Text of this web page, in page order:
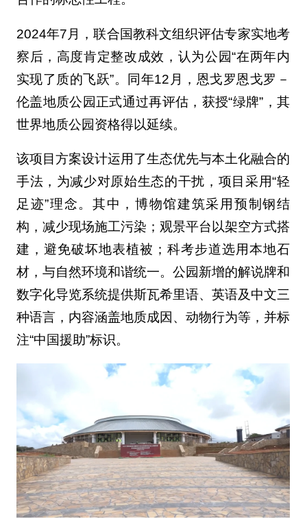
2024年7月，联合国教科文组织评估专家实地考
察后，高度肯定整改成效，认为公园“在两年内
实现了质的飞跃”。同年12月，恩戈罗恩戈罗－
伦盖地质公园正式通过再评估，获授“绿牌”，其
世界地质公园资格得以延续。
该项目方案设计运用了生态优先与本土化融合的
手法，为减少对原始生态的干扰，项目采用“轻
足迹”理念。其中，博物馆建筑采用预制钢结
构，减少现场施工污染；观景平台以架空方式搭
建，避免破坏地表植被；科考步道选用本地石
材，与自然环境和谐统一。公园新增的解说牌和
数字化导览系统提供斯瓦希里语、英语及中文三
种语言，内容涵盖地质成因、动物行为等，并标
注“中国援助”标识。